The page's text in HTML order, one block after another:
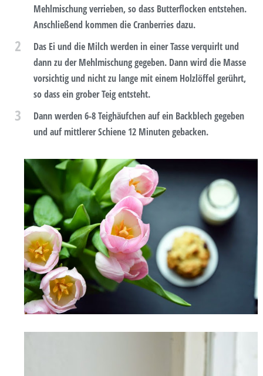
Mehlmischung verrieben, so dass Butterflocken entstehen.
Anschließend kommen die Cranberries dazu.
2
Das Ei und die Milch werden in einer Tasse verquirlt und
dann zu der Mehlmischung gegeben. Dann wird die Masse
vorsichtig und nicht zu lange mit einem Holzlöffel gerührt,
so dass ein grober Teig entsteht.
3
Dann werden 6-8 Teighäufchen auf ein Backblech gegeben
und auf mittlerer Schiene 12 Minuten gebacken.